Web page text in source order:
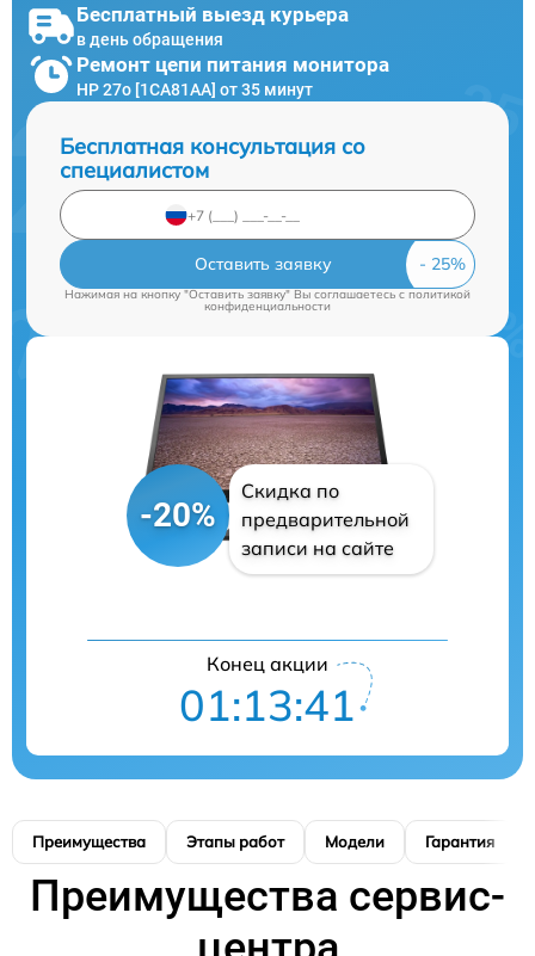
Бесплатный выезд курьера
в день обращения
Ремонт цепи питания монитора
HP 27o [1CA81AA] от 35 минут
Бесплатная консультация со
специалистом
Оставить заявку
Нажимая на кнопку "Оставить заявку" Вы соглашаетесь cполитикой
конфиденциальности
-20%
Скидка по
предварительной
записи на сайте
Конец акции
01:13:40
Преимущества Этапы работ Модели Гарантия
Преимущества сервис-